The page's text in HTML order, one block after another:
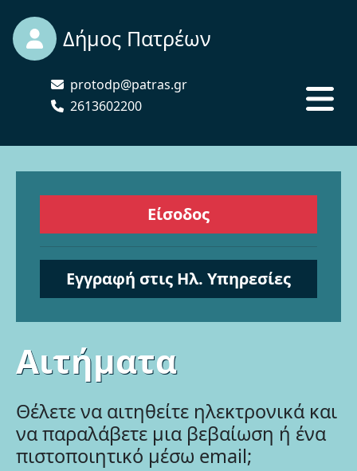
Δήμος Πατρέων
protodp@patras.gr
2613602200
Αιτήματα
Θέλετε να αιτηθείτε ηλεκτρονικά και
να παραλάβετε μια βεβαίωση ή ένα
πιστοποιητικό μέσω email;
Είσοδος
Εγγραφή στις Ηλ. Υπηρεσίες